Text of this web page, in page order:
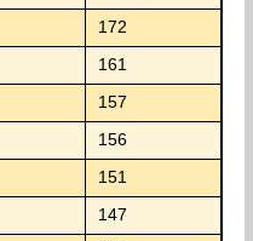
172
161
157
156
151
147